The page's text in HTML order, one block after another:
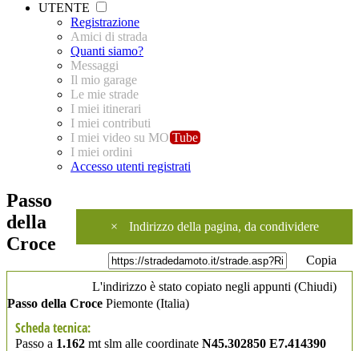
UTENTE
Registrazione
Amici di strada
Quanti siamo?
Messaggi
Il mio garage
Le mie strade
I miei itinerari
I miei contributi
I miei video su MO Tube
I miei ordini
Accesso utenti registrati
× Indirizzo della pagina, da condividere
Copia
L'indirizzo è stato copiato negli appunti (Chiudi)
Passo
della
Croce
Passo della Croce Piemonte (Italia)
Scheda tecnica:
Passo a 1.162 mt slm alle coordinate N45.302850 E7.414390